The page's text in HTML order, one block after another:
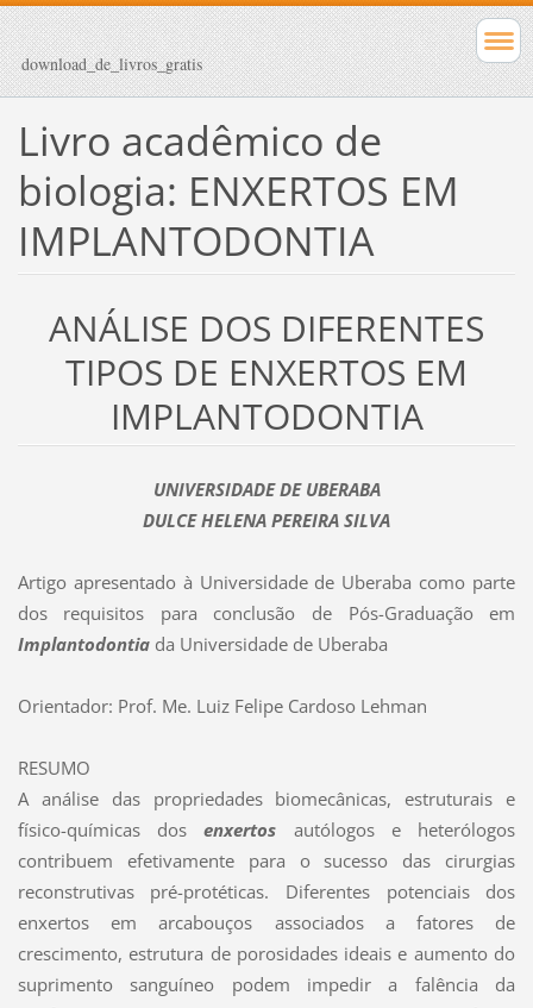
download_de_livros_gratis
Livro acadêmico de
biologia: ENXERTOS EM
IMPLANTODONTIA
ANÁLISE DOS DIFERENTES
TIPOS DE ENXERTOS EM
IMPLANTODONTIA
UNIVERSIDADE DE UBERABA
DULCE HELENA PEREIRA SILVA
Artigo apresentado à Universidade de Uberaba como parte
dos requisitos para conclusão de Pós-Graduação em
Implantodontiada Universidade de Uberaba
Orientador: Prof. Me. Luiz Felipe Cardoso Lehman
RESUMO
A análise das propriedades biomecânicas, estruturais e
físico-químicas dosenxertos autólogos e heterólogos
contribuem efetivamente para o sucesso das cirurgias
reconstrutivas pré-protéticas. Diferentes potenciais dos
enxertos em arcabouços associados a fatores de
crescimento, estrutura de porosidades ideais e aumento do
suprimento sanguíneo podem impedir a falência da